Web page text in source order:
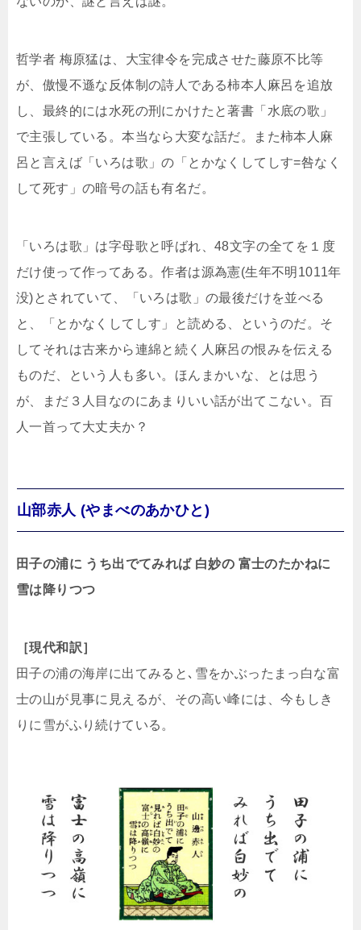
哲学者 梅原猛は、大宝律令を完成させた藤原不比等
が、傲慢不遜な反体制の詩人である柿本人麻呂を追放
し、最終的には水死の刑にかけたと著書「水底の歌」
で主張している。本当なら大変な話だ。また柿本人麻
呂と言えば「いろは歌」の「とかなくしてしす=咎なく
して死す」の暗号の話も有名だ。
「いろは歌」は字母歌と呼ばれ、48文字の全てを１度
だけ使って作ってある。作者は源為憲(生年不明1011年
没)とされていて、「いろは歌」の最後だけを並べる
と、「とかなくしてしす」と読める、というのだ。そ
してそれは古来から連綿と続く人麻呂の恨みを伝える
ものだ、という人も多い。ほんまかいな、とは思う
が、まだ３人目なのにあまりいい話が出てこない。百
人一首って大丈夫か？
山部赤人 (やまべのあかひと)
田子の浦に うち出でてみれば 白妙の 富士のたかねに
雪は降りつつ
［現代和訳］
田子の浦の海岸に出てみると､雪をかぶったまっ白な富
士の山が見事に見えるが、その高い峰には、今もしき
りに雪がふり続けている。